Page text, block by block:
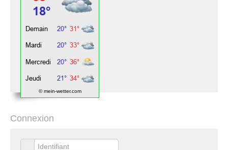
© mein-wetter.com
Connexion